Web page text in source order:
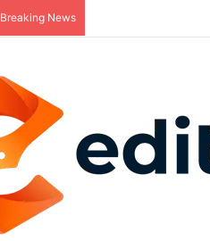
Breaking News